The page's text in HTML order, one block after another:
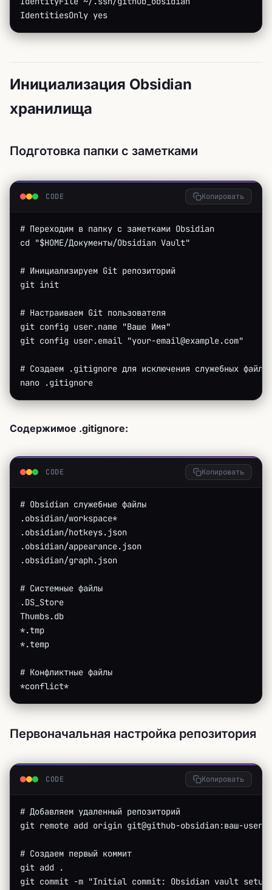
IdentitiesOnly yes
Инициализация Obsidian
хранилища
Подготовка папки с заметками
CODE Копировать
# Переходим в папку с заметками Obsidian
cd "$HOME/Документы/Obsidian Vault"
# Инициализируем Git репозиторий
git init
# Настраиваем Git пользователя
git config user.name "Ваше Имя"
git config user.email "your-email@example.com"
# Создаем .gitignore для исключения служебных файлов
nano .gitignore
Содержимое .gitignore:
CODE Копировать
# Obsidian служебные файлы
.obsidian/workspace*
.obsidian/hotkeys.json
.obsidian/appearance.json
.obsidian/graph.json
# Системные файлы
.DS_Store
Thumbs.db
*.tmp
*.temp
# Конфликтные файлы
*conflict*
Первоначальная настройка репозитория
CODE Копировать
# Добавляем удаленный репозиторий
git remote add origin git@github-obsidian:ваш-
# Создаем первый коммит
git add .
git commit -m "Initial commit: Obsidian vault setup"